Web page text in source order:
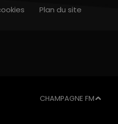
CHAMPAGNE FM
Plan du site